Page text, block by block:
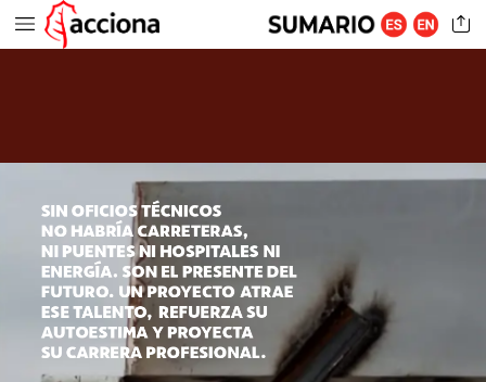
SIN OFICIOSTÉCNICOS
NO HABRÍA CARRETERAS,
NI PUENTESNI HOSPITALES NI
ENERGÍA. SON EL PRESENTE DEL
FUTURO. UNPROYECTO ATRAE
ESETALENTO, REFUERZASU
AUTOESTIMAYPROYECTA
SU CARRERA PROFESIONAL.